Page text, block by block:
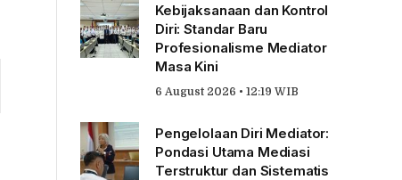
Kebijaksanaan dan Kontrol
Diri: Standar Baru
Profesionalisme Mediator
Masa Kini
6 August 2026 • 12:19 WIB
Pengelolaan Diri Mediator:
Pondasi Utama Mediasi
Terstruktur dan Sistematis